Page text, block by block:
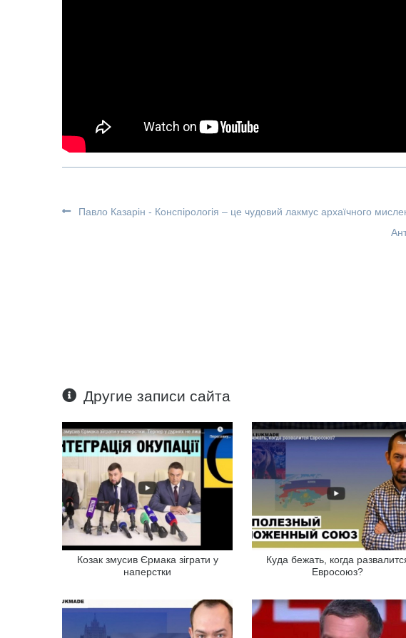
Павло Казарін - Конспірологія – це чудовий лакмус архаїчного
Другие записи сайта
Козак змусив Єрмака зіграти у
наперстки
Куда бежать, когда
Евросоюз?